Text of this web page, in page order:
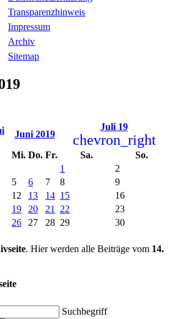
Transparenzhinweis
Impressum
Archiv
Sitemap
Juni 2019
Juli 19
chevron_right
Mi. Do. Fr. Sa.
So.
1
2
5 6 7 8
9
12 13 14 15
16
19 20 21 22
23
26 27 28 29 30
. Hier werden alle Beiträge vom 14.
Suchbegriff